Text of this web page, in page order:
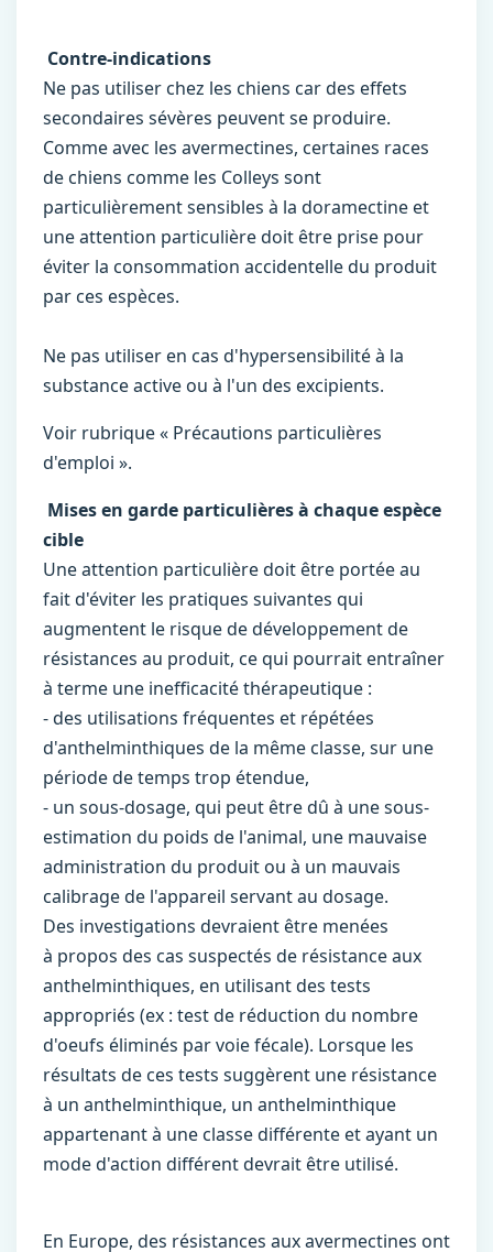
Contre-indications
Ne pas utiliser chez les chiens car des effets
secondaires sévères peuvent se produire.
Comme avec les avermectines, certaines races
de chiens comme les Colleys sont
particulièrement sensibles à la doramectine et
une attention particulière doit être prise pour
éviter la consommation accidentelle du produit
par ces espèces.
Ne pas utiliser en cas d'hypersensibilité à la
substance active ou à l'un des excipients.
Voir rubrique « Précautions particulières
d'emploi ».
Mises en garde particulières à chaque espèce
cible
Une attention particulière doit être portée au
fait d'éviter les pratiques suivantes qui
augmentent le risque de développement de
résistances au produit, ce qui pourrait entraîner
à terme une inefficacité thérapeutique :
- des utilisations fréquentes et répétées
d'anthelminthiques de la même classe, sur une
période de temps trop étendue,
- un sous-dosage, qui peut être dû à une sous-
estimation du poids de l'animal, une mauvaise
administration du produit ou à un mauvais
calibrage de l'appareil servant au dosage.
Des investigations devraient être menées
à propos des cas suspectés de résistance aux
anthelminthiques, en utilisant des tests
appropriés (ex : test de réduction du nombre
d'oeufs éliminés par voie fécale). Lorsque les
résultats de ces tests suggèrent une résistance
à un anthelminthique, un anthelminthique
appartenant à une classe différente et ayant un
mode d'action différent devrait être utilisé.
En Europe, des résistances aux avermectines ont